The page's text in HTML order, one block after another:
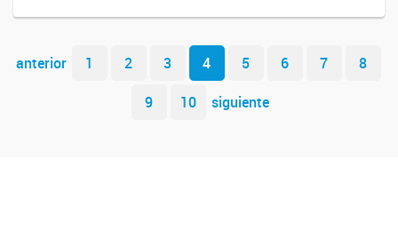
Navegador de artículos
anterior 1 2 3 4 5 6 7
8
9
10 siguiente